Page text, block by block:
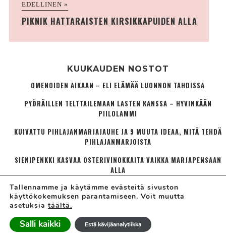
EDELLINEN »
PIKNIK HATTARAISTEN KIRSIKKAPUIDEN ALLA
KUUKAUDEN NOSTOT
OMENOIDEN AIKAAN – ELI ELÄMÄÄ LUONNON TAHDISSA
PYÖRÄILLEN TELTTAILEMAAN LASTEN KANSSA – HYVINKÄÄN
PIILOLAMMI
KUIVATTU PIHLAJANMARJAJAUHE JA 9 MUUTA IDEAA, MITÄ TEHDÄ
PIHLAJANMARJOISTA
SIENIPENKKI KASVAA OSTERIVINOKKAITA VAIKKA MARJAPENSAAN
ALLA
VAIVIHKAA JUURTUNUT JA KAUPUNGINOSA­IDENTIFIOITUNUT
Tallennamme ja käytämme evästeitä sivuston
käyttökokemuksen parantamiseen. Voit muutta
asetuksia täältä.
Salli kaikki Estä kävijäanalytiikka